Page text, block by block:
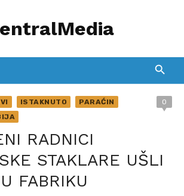
ISTAKNUTO
PARAĆIN
0
RADNICI
STAKLARE UŠLI
FABRIKU